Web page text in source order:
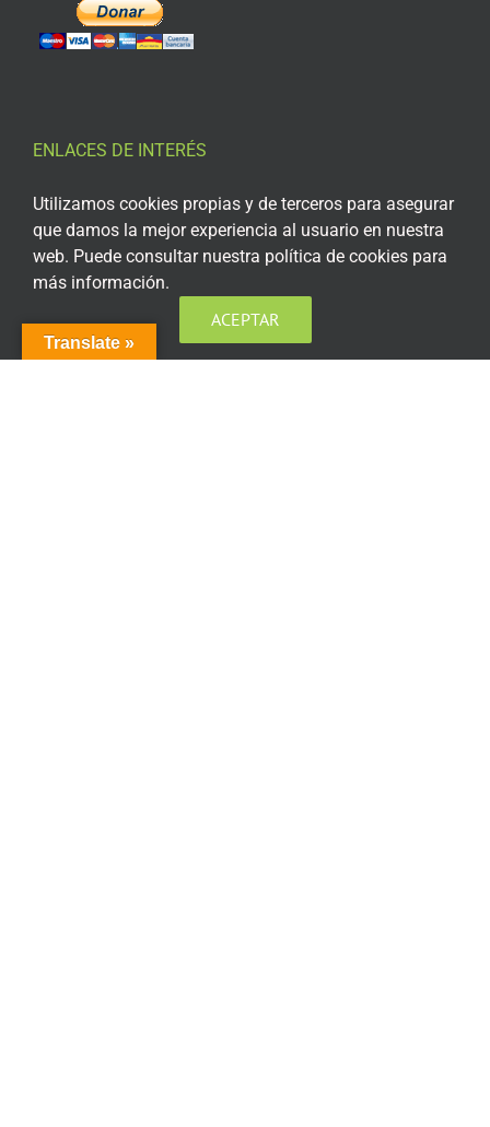
ENLACES DE INTERÉS
Aviso Legal
Política de privacidad
Política de privacidad Redes Sociales
Política de cookies
Translate »
Utilizamos cookies propias y de terceros para asegurar
que damos la mejor experiencia al usuario en nuestra
web. Puede consultar nuestra política de cookies para
más información.
ACEPTAR